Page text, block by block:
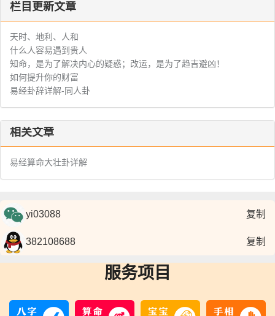
栏目更新文章
天时、地利、人和
什么人容易遇到贵人
知命，是为了解决内心的疑惑；改运，是为了趋吉避凶！
如何提升你的财富
易经卦辞详解-同人卦
相关文章
易经算命大壮卦详解
复制
复制
服务项目